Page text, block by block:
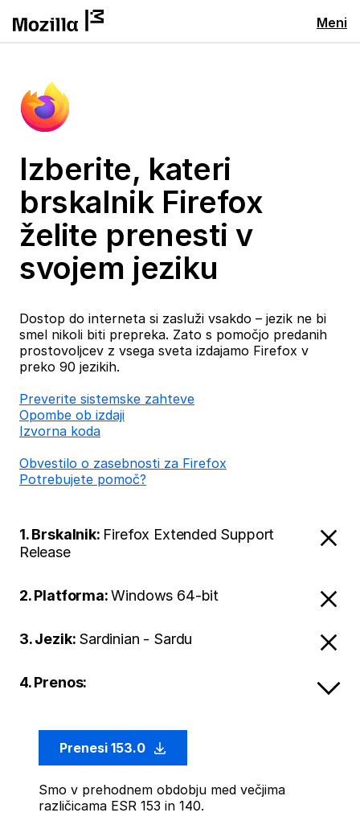
Meni
Izberite, kateri
brskalnik Firefox
želite prenesti v
svojem jeziku
Dostop do interneta si zasluži vsakdo – jezik ne bi
smel nikoli biti prepreka. Zato s pomočjo predanih
prostovoljcev z vsega sveta izdajamo Firefox v
preko 90 jezikih.
Preverite sistemske zahteve
Opombe ob izdaji
Izvorna koda
Obvestilo o zasebnosti za Firefox
Potrebujete pomoč?
1. Brskalnik: Firefox Extended Support
Release
2. Platforma:Windows 64-bit
3. Jezik: Sardinian - Sardu
4. Prenos:
Prenesi 153.0
Smo v prehodnem obdobju med večjima
različicama ESR 153 in 140.